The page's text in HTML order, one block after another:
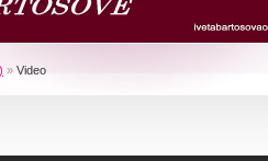
» Video